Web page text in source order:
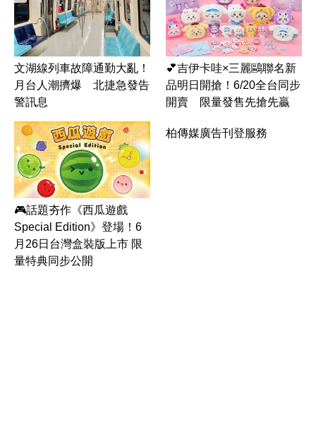
文湖線列車故障通勤大亂！
月台人潮擠爆 北捷急發告
警訊息
💕吉伊卡哇×三麗鷗聯名新
品明日開搶！6/20全台同步
開賣 限量發售先搶先贏
🎮話題夯作《西瓜遊戲
Special Edition》登場！6
月26日台灣盒裝版上市 限
量特典同步公開
柏傳媒廣告刊登服務